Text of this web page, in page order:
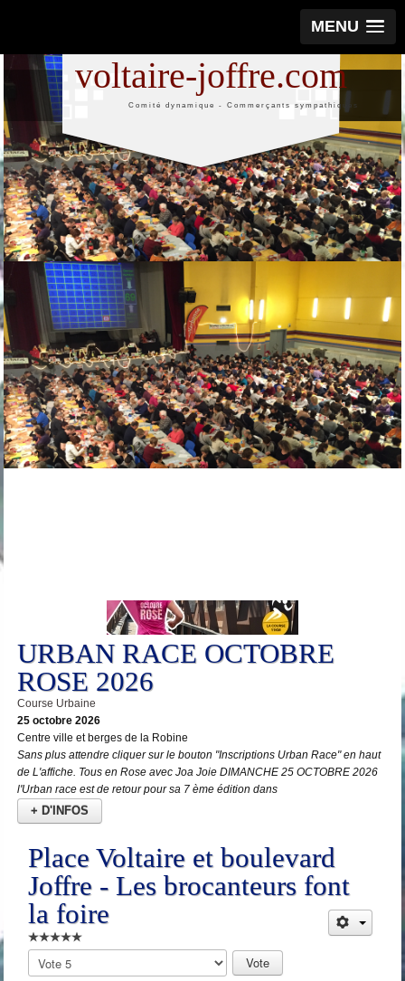
MENU
voltaire-joffre.com
Comité dynamique - Commerçants sympathiques
URBAN RACE OCTOBRE
ROSE 2026
Course Urbaine
25 octobre 2026
Centre ville et berges de la Robine
Sans plus attendre cliquer sur le bouton "Inscriptions Urban Race" en haut
de L'affiche. Tous en Rose avec Joa Joie DIMANCHE 25 OCTOBRE 2026
l'Urban race est de retour pour sa 7 ème édition dans
+ D'INFOS
Place Voltaire et boulevard
Joffre - Les brocanteurs font
la foire
Veuillez
voter